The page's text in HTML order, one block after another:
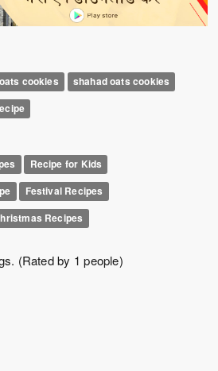
cookies
shahad oats cookies
Recipe for Kids
Festival Recipes
Recipes
(Rated by 1 people)